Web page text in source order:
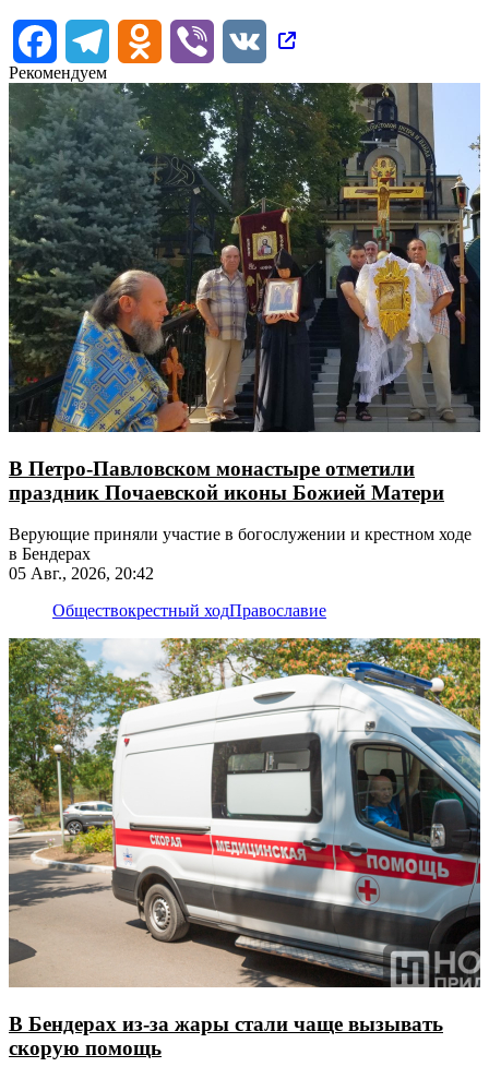
FacebookTelegram Odnoklassniki
Viber
VK
Рекомендуем
В Петро-Павловском монастыре отметили
праздник Почаевской иконы Божией Матери
Верующие приняли участие в богослужении и крестном ходе
в Бендерах
05 Авг., 2026, 20:42
Обществокрестный ходПравославие
В Бендерах из-за жары стали чаще вызывать
скорую помощь